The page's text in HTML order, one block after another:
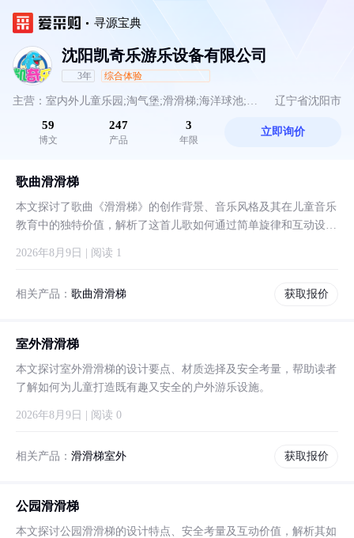
寻源宝典
沈阳凯奇乐游乐设备有限公司
3年 综合体验
辽宁省沈阳市
主营：室内外儿童乐园;淘气堡;滑滑梯;海洋球池;不
锈钢滑梯;组合滑梯;室内外大型游乐设备;滑桶
59
博文
247
产品
3
年限
立即询价
歌曲滑滑梯
本文探讨了歌曲《滑滑梯》的创作背景、音乐风格及其在儿童音乐
教育中的独特价值，解析了这首儿歌如何通过简单旋律和互动设计
2026年8月9日 | 阅读 1
相关产品： 歌曲滑滑梯 获取报价
室外滑滑梯
本文探讨室外滑滑梯的设计要点、材质选择及安全考量，帮助读者
了解如何为儿童打造既有趣又安全的户外游乐设施。
2026年8月9日 | 阅读 0
相关产品： 滑滑梯室外 获取报价
公园滑滑梯
本文探讨公园滑滑梯的设计特点、安全考量及互动价值，解析其如